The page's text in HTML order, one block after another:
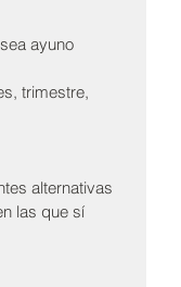
ayuno
trimestre,
alternativas
las que sí